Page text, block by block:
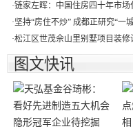
·链家左晖：中国住房四十年市场
·坚持“房住不炒” 成都正研究“一
·松江区世茂佘山里别墅项目装修
图文快讯